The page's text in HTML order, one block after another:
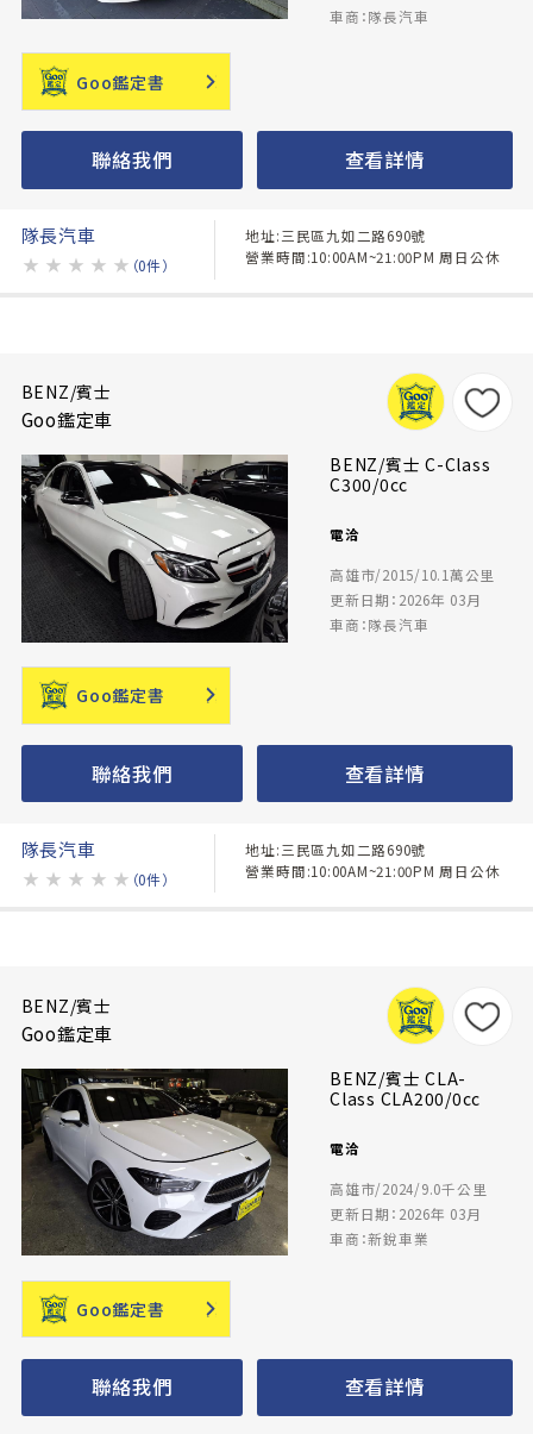
車商：隊長汽車
Goo鑑定書
聯絡我們 查看詳情
隊長汽車
★ ★ ★ ★ ★ （0件）
地址:三民區九如二路690號
營業時間:10:00AM~21:00PM 周日公休
BENZ/賓士
Goo鑑定車
BENZ/賓士 C-Class
C300/0cc
電洽
高雄市/2015/10.1萬公里
更新日期：2026年 03月
車商：隊長汽車
Goo鑑定書
聯絡我們 查看詳情
隊長汽車
★ ★ ★ ★ ★ （0件）
地址:三民區九如二路690號
營業時間:10:00AM~21:00PM 周日公休
BENZ/賓士
Goo鑑定車
BENZ/賓士 CLA-
Class CLA200/0cc
電洽
高雄市/2024/9.0千公里
更新日期：2026年 03月
車商：新銳車業
Goo鑑定書
聯絡我們 查看詳情